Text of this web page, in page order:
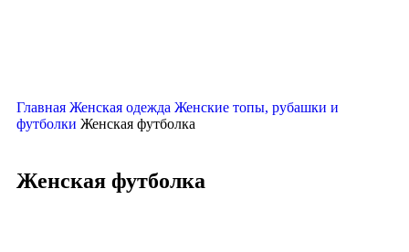
Главная Женская одежда Женские топы, рубашки и
футболки Женская футболка
Женская футболка